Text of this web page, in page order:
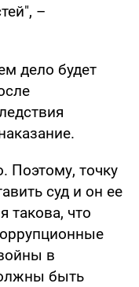
–
дело будет
Поэтому, точку
суд и он ее
такова, что
в
быть